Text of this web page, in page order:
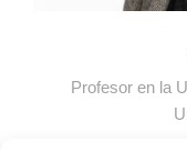
Profesor en la